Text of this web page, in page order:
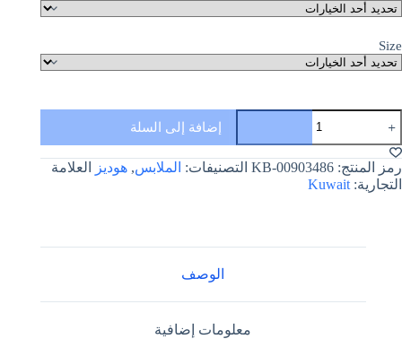
Size
تصميم
هوديي
مخصص
للرجال
والنساء
إضافة إلى السلة
رمز المنتج: KB-00903486 التصنيفات: الملابس, هوديز
العلامة
التجارية: Kuwait
الوصف
معلومات إضافية